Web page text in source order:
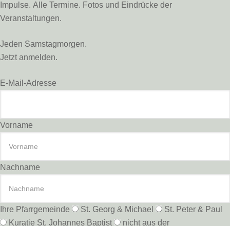
Impulse. Alle Termine. Fotos und Eindrücke der
Veranstaltungen.
Jeden Samstagmorgen.
Jetzt anmelden.
E-Mail-Adresse
Vorname
Nachname
Ihre Pfarrgemeinde St. Georg & Michael
St. Peter & Paul
Kuratie St. Johannes Baptist
nicht aus der